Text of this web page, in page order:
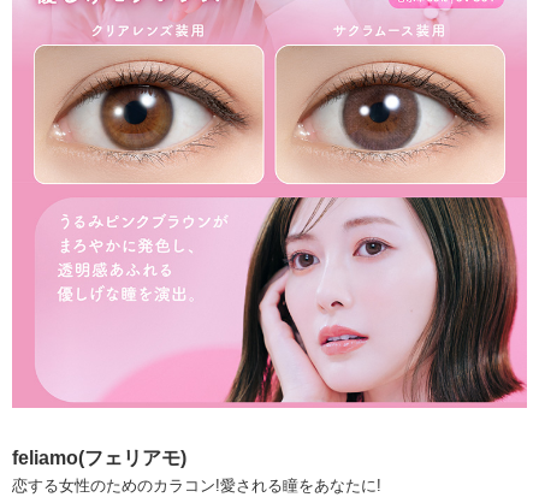
feliamo(フェリアモ)
恋する女性のためのカラコン!愛される瞳をあなたに!